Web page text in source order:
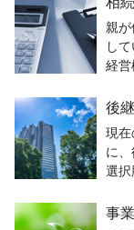
親が
し
経
後
現在
に
選
事